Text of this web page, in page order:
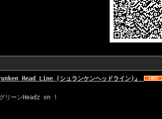
Head Line (シュランケンヘッドライン)』
リーンHeadz on !